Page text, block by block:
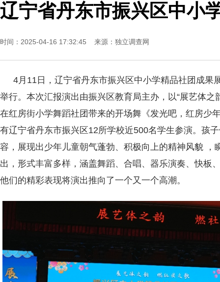
辽宁省丹东市振兴区中小
时间：2025-04-16 17:32:45 来源： 独立调查网
4月11日，辽宁省丹东市振兴区中小学精品社团成果
举行。本次汇报演出由振兴区教育局主办，以“展艺体之
在红房街小学舞蹈社团带来的开场舞《发光吧，红房少
有辽宁省丹东市振兴区12所学校近500名学生参演。孩
容，展现出少年儿童朝气蓬勃、积极向上的精神风貌 ，
出，形式丰富多样，涵盖舞蹈、合唱、器乐演奏、快板
他们的精彩表现将演出推向了一个又一个高潮。